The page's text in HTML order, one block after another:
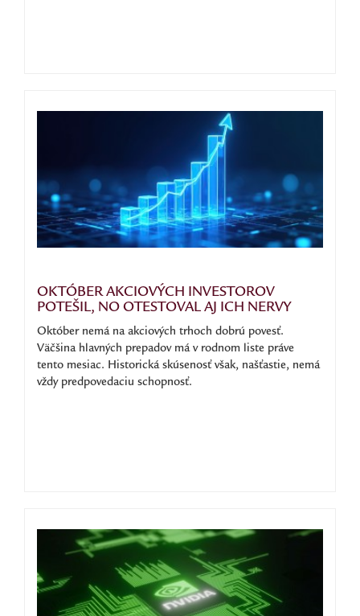
OKTÓBER AKCIOVÝCH INVESTOROV
POTEŠIL, NO OTESTOVAL AJ ICH NERVY
Október nemá na akciových trhoch dobrú povesť.
Väčšina hlavných prepadov má v rodnom liste práve
tento mesiac. Historická skúsenosť však, našťastie, nemá
vždy predpovedaciu schopnosť.